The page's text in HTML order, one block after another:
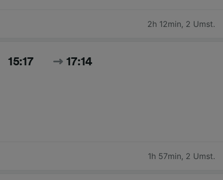
2h 12min, 2 Umst.
15:17 17:14
1h 57min, 2 Umst.